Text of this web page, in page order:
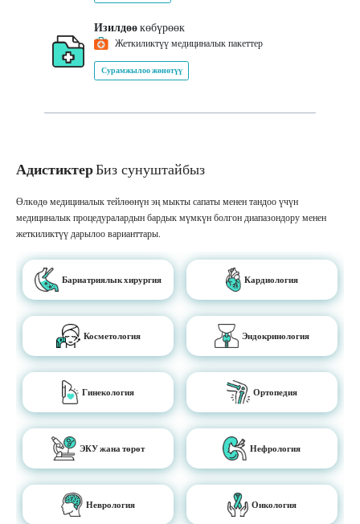
Изилдөөкөбүрөөк
Жеткиликтүү медициналык пакеттер
Сурамжылоо жөнөтүү
АдистиктерБиз сунуштайбыз
Өлкөдө медициналык тейлөөнүн эң мыкты сапаты менен тандоо үчүн
медициналык процедуралардын бардык мүмкүн болгон диапазондору менен
жеткиликтүү дарылоо варианттары.
Бариатриялык хирургия Кардиология
Косметология Эндокринология
Гинекология Ортопедия
ЭКУ жана төрөт Нефрология
Неврология Онкология